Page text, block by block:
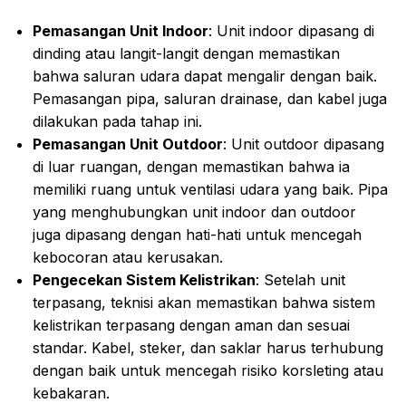
Pemasangan Unit Indoor: Unit indoor dipasang di
dinding atau langit-langit dengan memastikan
bahwa saluran udara dapat mengalir dengan baik.
Pemasangan pipa, saluran drainase, dan kabel juga
dilakukan pada tahap ini.
Pemasangan Unit Outdoor: Unit outdoor dipasang
di luar ruangan, dengan memastikan bahwa ia
memiliki ruang untuk ventilasi udara yang baik. Pipa
yang menghubungkan unit indoor dan outdoor
juga dipasang dengan hati-hati untuk mencegah
kebocoran atau kerusakan.
Pengecekan Sistem Kelistrikan: Setelah unit
terpasang, teknisi akan memastikan bahwa sistem
kelistrikan terpasang dengan aman dan sesuai
standar. Kabel, steker, dan saklar harus terhubung
dengan baik untuk mencegah risiko korsleting atau
kebakaran.